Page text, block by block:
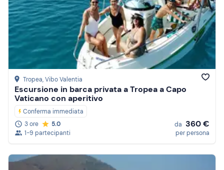
Tropea, Vibo Valentia
Escursione in barca privata a Tropea a Capo
Vaticano con aperitivo
Conferma immediata
3 ore
5.0
1-9 partecipanti
da 360 €
per persona